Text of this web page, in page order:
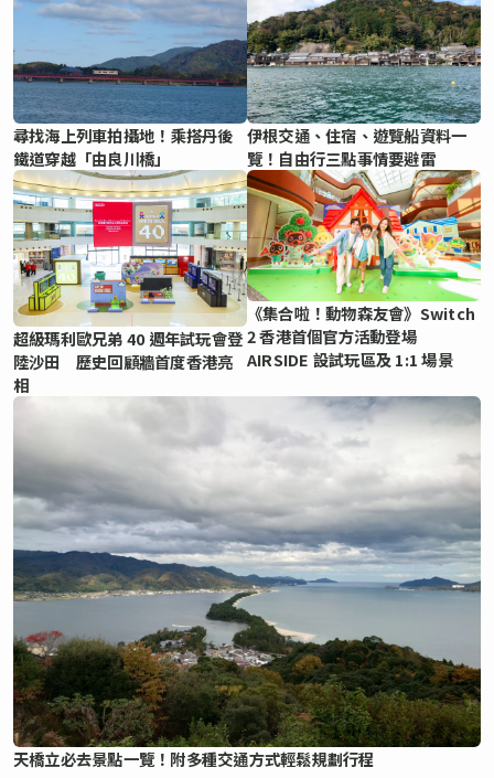
尋找海上列車拍攝地！乘搭丹後
鐵道穿越「由良川橋」
伊根交通、住宿、遊覽船資料一
覽！自由行三點事情要避雷
超級瑪利歐兄弟 40 週年試玩會登
陸沙田 歷史回顧牆首度香港亮
相
《集合啦！動物森友會》Switch
2 香港首個官方活動登場
AIRSIDE 設試玩區及 1:1 場景
天橋立必去景點一覽！附多種交通方式輕鬆規劃行程